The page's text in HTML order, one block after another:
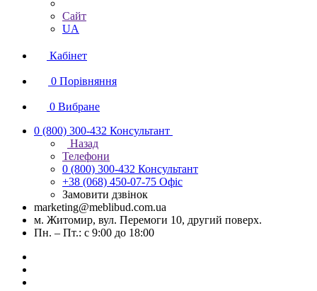
Сайт
UA
Кабінет
0 Порівняння
0 Вибране
0 (800) 300-432 Консультант
Назад
Телефони
0 (800) 300-432 Консультант
+38 (068) 450-07-75 Офіс
Замовити дзвінок
marketing@meblibud.com.ua
м. Житомир, вул. Перемоги 10, другий поверх.
Пн. – Пт.: с 9:00 до 18:00